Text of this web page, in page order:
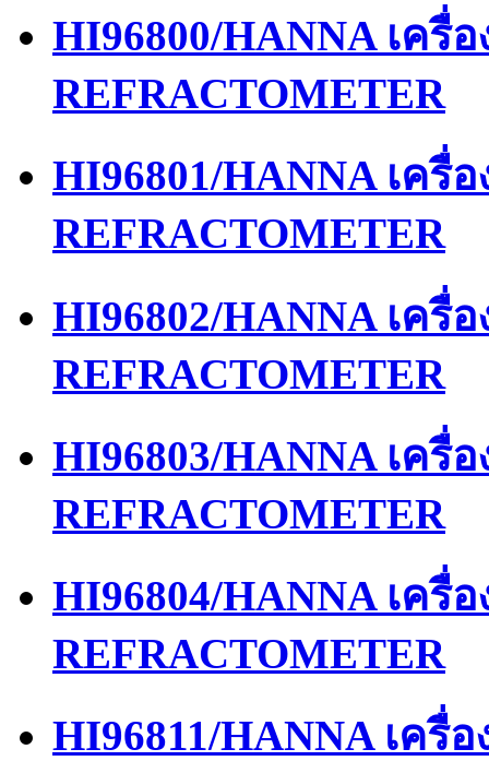
HI96800/HANNA เค
REFRACTOMETER
HI96801/HANNA เค
REFRACTOMETER
HI96802/HANNA เค
REFRACTOMETER
HI96803/HANNA เค
REFRACTOMETER
HI96804/HANNA เค
REFRACTOMETER
HI96811/HANNA เค